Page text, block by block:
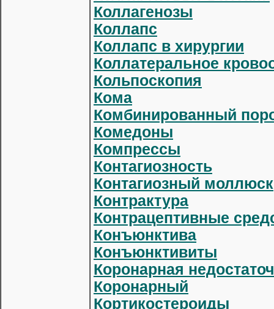
Коллагенозы
Коллапс
Коллапс в хирургии
Коллатеральное
Кольпоскопия
Кома
Комбинированный
Комедоны
Компрессы
Контагиозность
Контагиозный моллюск
Контрактура
Контрацептивные
Конъюнктива
Конъюнктивиты
Коронарная
Коронарный
Кортикостероиды